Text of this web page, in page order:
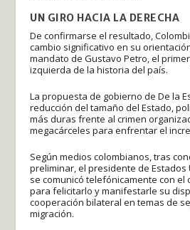
UN GIRO HACIA LA DERECHA
De confirmarse el resultado,
cambio significativo en su
mandato de Gustavo Petro, el
izquierda de la historia del país.
La propuesta de gobierno de De la
reducción del tamaño del Estado,
más duras frente al crimen
megacárceles para enfrentar el
Según medios colombianos, tras
preliminar, el presidente de Estados
se comunicó telefónicamente con el
para felicitarlo y manifestarle su
cooperación bilateral en temas de
migración.